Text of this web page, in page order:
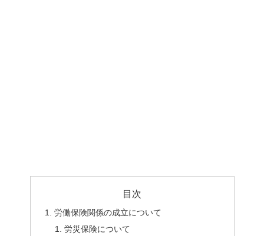
目次
労働保険関係の成立について
労災保険について